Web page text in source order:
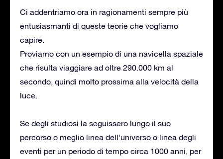
Ci addentriamo ora in ragionamenti sempre più
entusiasmanti di queste teorie che vogliamo
capire.
Proviamo con un esempio di una navicella spaziale
che risulta viaggiare ad oltre 290.000 km al
secondo, quindi molto prossima alla velocità della
luce.
Se degli studiosi la seguissero lungo il suo
percorso o meglio linea dell’universo o linea degli
eventi per un periodo di tempo circa 1000 anni, per